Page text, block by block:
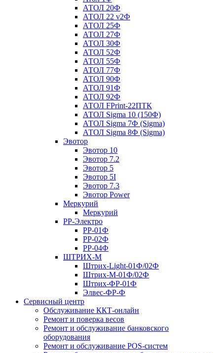
АТОЛ 20Ф
АТОЛ 22 v2Ф
АТОЛ 25Ф
АТОЛ 27Ф
АТОЛ 30Ф
АТОЛ 52Ф
АТОЛ 55Ф
АТОЛ 77Ф
АТОЛ 90Ф
АТОЛ 91Ф
АТОЛ 92Ф
АТОЛ FPrint-22ПТК
АТОЛ Sigma 10 (150Ф)
АТОЛ Sigma 7Ф (Sigma)
АТОЛ Sigma 8Ф (Sigma)
Эвотор
Эвотор 10
Эвотор 7.2
Эвотор 5
Эвотор 5I
Эвотор 7.3
Эвотор Power
Меркурий
Меркурий
РР-Электро
РР-01Ф
РР-02Ф
РР-04Ф
ШТРИХ-М
Штрих-Light-01Ф/02Ф
Штрих-М-01Ф/02Ф
Штрих-ФР-01Ф
Элвес-ФР-Ф
Сервисный центр
Обслуживание ККТ-онлайн
Ремонт и поверка весов
Ремонт и обслуживание банковского
оборудования
Ремонт и обслуживание POS-систем